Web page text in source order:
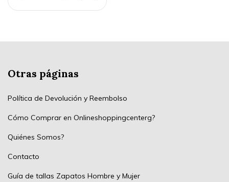
Otras páginas
Política de Devolución y Reembolso
Cómo Comprar en Onlineshoppingcenterg?
Quiénes Somos?
Contacto
Guía de tallas Zapatos Hombre y Mujer